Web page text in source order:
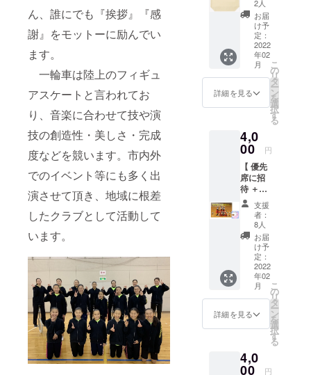
ん、誰にでも『挨拶』『感
謝』をモットーに励んでい
ます。
一輪車は陸上のフィギュ
アスケートと言われてお
り、音楽に合わせて技や演
技の創造性・美しさ・完成
度などを競います。市内外
でのイベント等にも多く出
演させて頂き、地域に根差
したクラブとして活動して
います。
だきま
す。 ※
ご家庭
で楽し
んでい
ただく
もので
すの
えくだ
さい。
写真は
イメー
ジで
す。
※DVDの
送付は3
月以降
になり
ますこ
とをご
了解願
いま
す。
ク】 ・
一関一
輪車ク
ラブの
ロゴ入
りの
キャン
パス
トート
(W36×H
37×D11
)です。
※画像は
イメー
ジで
す。 ※
色は生
成り、
中央に
一関一
輪車ク
ラブの
オリジ
ナルロ
ゴが入
る予定
です。
2人
お届
け予
定：
2022
年02
月
詳細を見る
こ
の
リ
タ
ー
ン
を
選
択
す
る
4,0
00 円
【 優先
席に招
待 ＋
DVD 】
・支援
者を優
先席に
招待さ
せてい
ただき
ます！
2月19
日の発
表会に2
名を優
いたし
ます。
支援
者：
8人
お届
け予
定：
2022
年02
月
詳細を見る
こ
の
リ
タ
ー
ン
を
選
択
す
る
4,0
00 円